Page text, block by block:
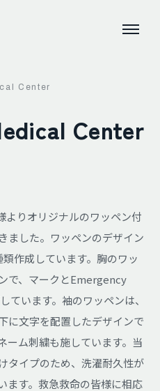
Center
Center
りオリジナルのワッペン付
ました。ワッペンのデザイン
作成しています。胸のワッ
で、マークとEmergency
います。袖のワッペンは、
に文字を配置したデザインで
ーム刺繍も施しています。当
タイプのため、洗濯耐久性が
ます。救急救命の皆様に相応